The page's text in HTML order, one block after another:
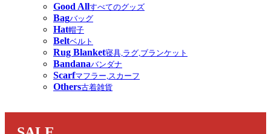
Good Allすべてのグッズ
Bagバッグ
Hat帽子
Beltベルト
Rug Blanket寝具,ラグ,ブランケット
Bandanaバンダナ
Scarfマフラー,スカーフ
Others古着雑貨